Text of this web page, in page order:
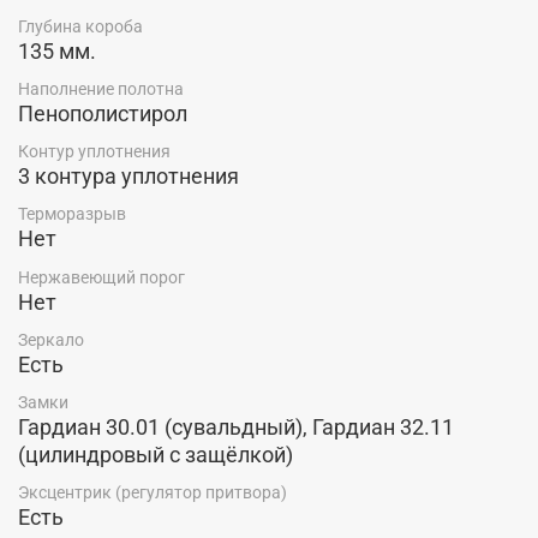
Глубина короба
135 мм.
Наполнение полотна
Пенополистирол
Контур уплотнения
3 контура уплотнения
Терморазрыв
Нет
Нержавеющий порог
Нет
Зеркало
Есть
Замки
Гардиан 30.01 (сувальдный), Гардиан 32.11
(цилиндровый с защёлкой)
Эксцентрик (регулятор притвора)
Есть